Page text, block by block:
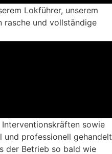
Lokführer, unserem
rasche und vollständige
sowie
und professionell gehandelt
der Betrieb so bald wie